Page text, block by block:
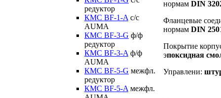
редуктор
КМС BF-1-A с/с
AUMA
КМС BF-3-G ф/ф
редуктор
КМС BF-3-A ф/ф
AUMA
КМС BF-5-G межфл.
редуктор
КМС BF-5-A межфл.
нормам DIN
Фланцевые
нормам DIN
Покрытие
эпоксидная
Управлени: